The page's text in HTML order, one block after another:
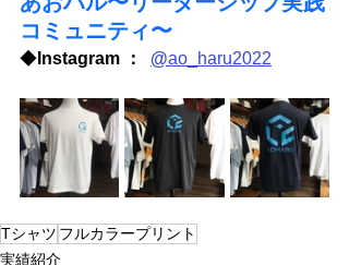
コミュニティ〜
◆ Instagram ： @ao_haru2022
Tシャツ フルカラープリント
実績紹介